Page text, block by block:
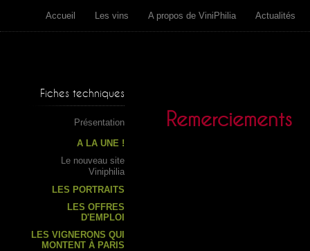
Accueil Les vins A propos de ViniPhilia Actualités
Fiches techniques
Présentation
A LA UNE !
Le nouveau site
Viniphilia
LES PORTRAITS
LES OFFRES
D'EMPLOI
LES VIGNERONS QUI
MONTENT À PARIS
Remerciements